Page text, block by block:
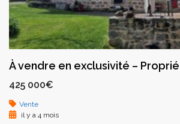
425 000€
Vente
il y a 4 mois